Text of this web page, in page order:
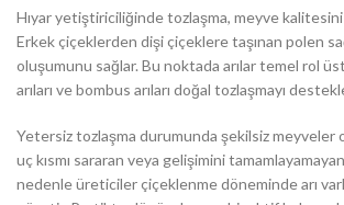
Hıyar yetiştiriciliğinde tozlaşma, meyve
Erkek çiçeklerden dişi çiçeklere taşınan polen
oluşumunu sağlar. Bu noktada arılar temel rol
arıları ve bombus arıları doğal tozlaşmayı
Yetersiz tozlaşma durumunda şekilsiz meyveler
uç kısmı sararan veya gelişimini
nedenle üreticiler çiçeklenme döneminde arı